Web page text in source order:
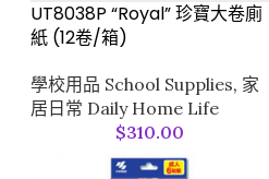
UT8038P “Royal” 珍寶大卷廁
紙 (12卷/箱)
學校用品 School Supplies, 家
居日常 Daily Home Life
$310.00